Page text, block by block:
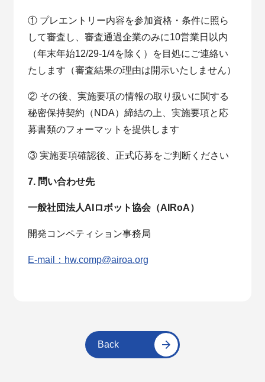
① プレエントリー内容を参加資格・条件に照ら
して審査し、審査通過企業のみに10営業日以内
（年末年始12/29-1/4を除く）を目処にご連絡い
たします（審査結果の理由は開示いたしません）
② その後、実施要項の情報の取り扱いに関する
秘密保持契約（NDA）締結の上、実施要項と応
募書類のフォーマットを提供します
③ 実施要項確認後、正式応募をご判断ください
7. 問い合わせ先
一般社団法人AIロボット協会（AIRoA）
開発コンペティション事務局
E-mail：hw.comp@airoa.org
Back